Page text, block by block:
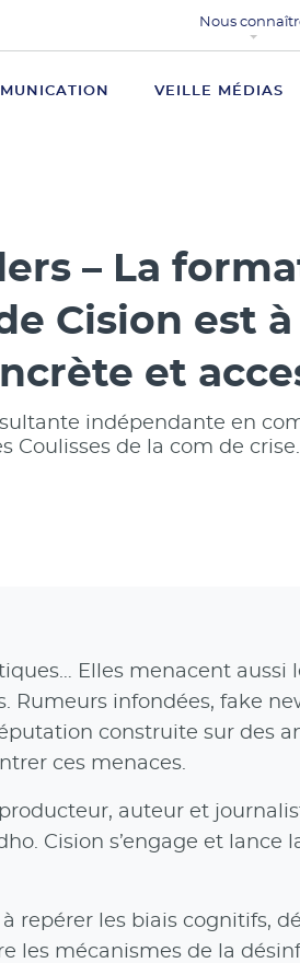
Nous
VEILLE MÉDIAS
– La
Cision est
et
indépendante en
Coulisses de la com de crise.
Elles menacent aussi
Rumeurs infondées, fake
construite sur des
ces menaces.
auteur et
Cision s’engage et lance
repérer les biais cognitifs,
les mécanismes de la